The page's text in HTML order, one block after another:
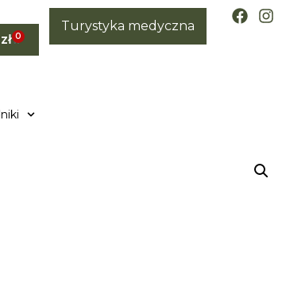
zł 0
Turystyka medyczna